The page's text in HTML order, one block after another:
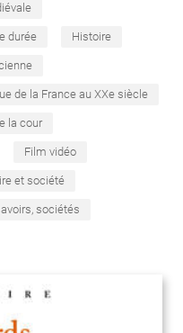
durée Histoire
de la France au XXe siècle
la cour
Film vidéo
et société
sociétés